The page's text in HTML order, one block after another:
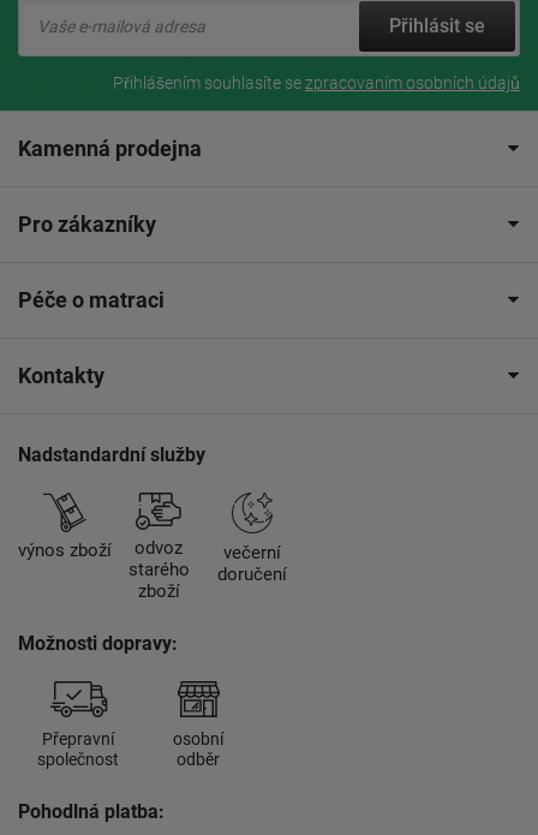
Přihlásit se
Přihlášením souhlasíte sezpracovaním osobních údajů
Kamenná prodejna
Pro zákazníky
Péče o matraci
Kontakty
Nadstandardní služby
výnos zboží
odvoz
starého
zboží
večerní
doručení
Možnosti dopravy:
Přepravní
společnost
osobní
odběr
Pohodlná platba: